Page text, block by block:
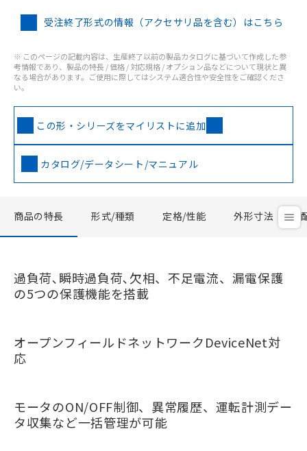
受注終了形式の情報（アクセサリ品を含む）はこちら
※ このページの記載内容は、生産終了以前の製品カタログに基づいて作成した参
考情報であり、製品の特長 / 価格 / 対応規格 / オプション品などについて現状と異
なる場合があります。ご使用に際してはシステム適合性や安全性をご確認くださ
い。
この形・シリーズをマイリストに追加
カタログ/データシート/マニュアル
商品の特長 形式/種類 定格/性能 外形寸法
過負荷､瞬時過負荷､欠相、不足電流、漏電保護
の5つの保護機能を搭載
オープンフィールドネットワークDeviceNet対
応
モータのON/OFF制御、異常履歴、運転計測デー
タ収集など一括管理が可能